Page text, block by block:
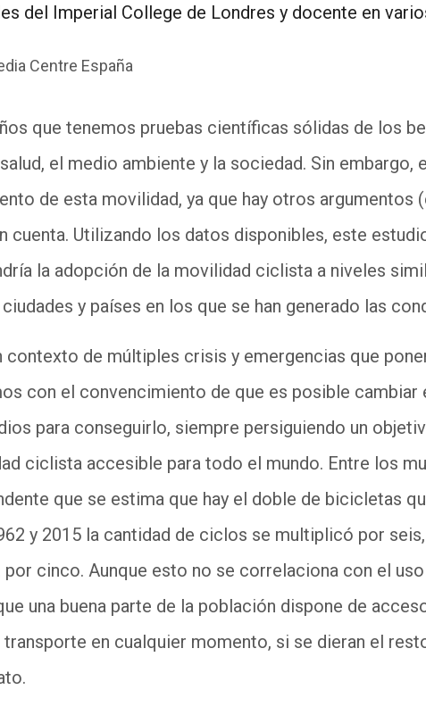
del Imperial College de Londres y docente en
Centre España
que tenemos pruebas científicas sólidas de los
el medio ambiente y la sociedad. Sin
de esta movilidad, ya que hay otros
cuenta. Utilizando los datos disponibles, este
la adopción de la movilidad ciclista a niveles
y países en los que se han generado las
contexto de múltiples crisis y emergencias que
con el convencimiento de que es posible
para conseguirlo, siempre persiguiendo un
ciclista accesible para todo el mundo. Entre los
que se estima que hay el doble de bicicletas
y 2015 la cantidad de ciclos se multiplicó por
por cinco. Aunque esto no se correlaciona con el
una buena parte de la población dispone de
transporte en cualquier momento, si se dieran el